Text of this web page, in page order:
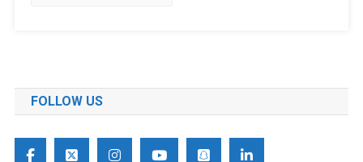
FOLLOW US